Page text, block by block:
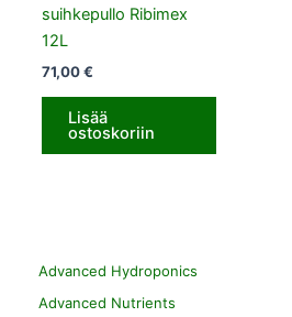
Advanced Hydroponics
Advanced Nutrients
suihkepullo Ribimex
12L
71,00€
Lisää
ostoskoriin